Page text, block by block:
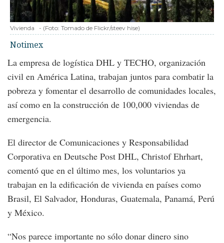
Vivienda - (Foto: Tomado de Flickr/steev hise)
Notimex
La empresa de logística DHL y TECHO, organización
civil en América Latina, trabajan juntos para combatir la
pobreza y fomentar el desarrollo de comunidades locales,
así como en la construcción de 100,000 viviendas de
emergencia.
El director de Comunicaciones y Responsabilidad
Corporativa en Deutsche Post DHL, Christof Ehrhart,
comentó que en el último mes, los voluntarios ya
trabajan en la edificación de vivienda en países como
Brasil, El Salvador, Honduras, Guatemala, Panamá, Perú
y México.
“Nos parece importante no sólo donar dinero sino